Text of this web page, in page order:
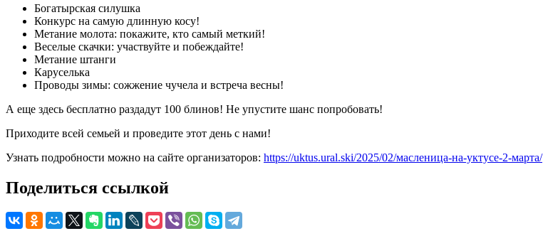
Богатырская силушка
Конкурс на самую длинную косу!
Метание молота: покажите, кто самый меткий!
Веселые скачки: участвуйте и побеждайте!
Метание штанги
Каруселька
Проводы зимы: сожжение чучела и встреча весны!
А еще здесь бесплатно раздадут 100 блинов! Не упустите шанс попробовать!
Приходите всей семьей и проведите этот день с нами!
Узнать подробности можно на сайте организаторов: https://uktus.ural.ski/2025/02/масленица-на-уктусе-2-марта/
Поделиться ссылкой